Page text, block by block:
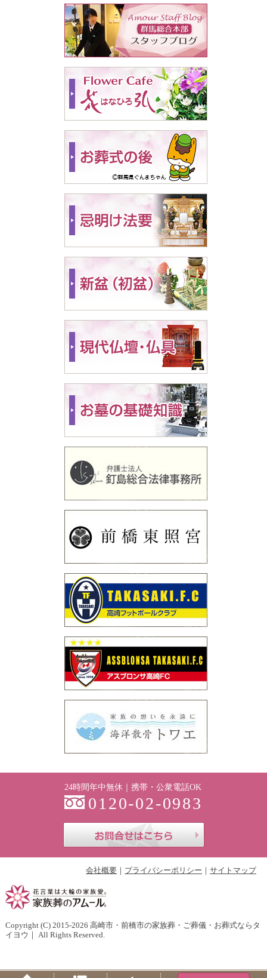
24時間年中無休｜携帯・公衆電話OK
0120-02-0983
会社概要 プライバシーポリシー サイトマップ
Copyright (C) 2015-2026 高崎市・前橋市の家族葬・ご葬儀・お葬式ならタ
イヨウ ｜ All Rights Reserved.
Home Menu PageTop